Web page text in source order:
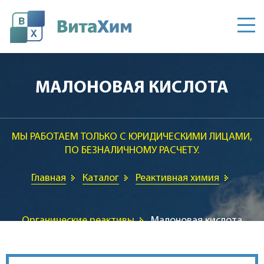
Главная
Каталог
Контакты
МАЛОНОВАЯ КИСЛОТА
МЫ РАБОТАЕМ ТОЛЬКО С ЮРИДИЧЕСКИМИ ЛИЦАМИ,
ПО БЕЗНАЛИЧНОМУ РАСЧЕТУ.
Главная Каталог Реактивная химия
Органические реактивы Малоновая кислота